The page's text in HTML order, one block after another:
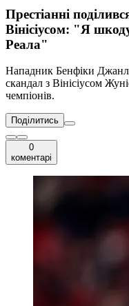
Престіанні
Вінісіусом: "Я
Реала"
Нападник Бенфіки
скандал з Вінісіусом
чемпіонів.
Поділитись
0
коментарі